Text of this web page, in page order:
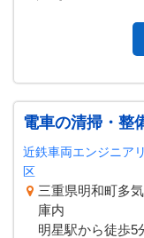
電車の清掃・整
近鉄車両エンジニア
区
三重県明和町多
庫内
明星駅から徒歩5